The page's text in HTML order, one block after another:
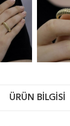
ÜRÜN BILGISI